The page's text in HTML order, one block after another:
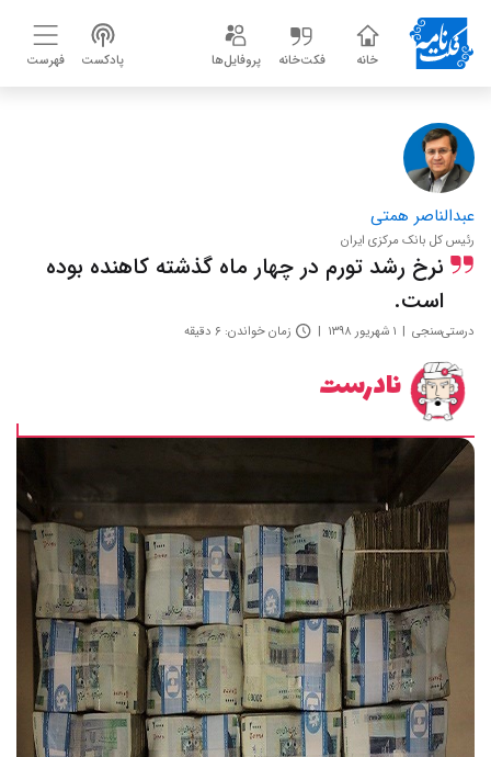
خانه فکت‌خانه پروفایل‌ها پادکست فهرست
عبدالناصر همتی
رئیس کل بانک مرکزی ایران
نرخ رشد تورم در چهار ماه گذشته کاهنده بوده
است.
درستی‌سنجی ۱ شهریور ۱۳۹۸ زمان خواندن: ۶ دقیقه
نادرست